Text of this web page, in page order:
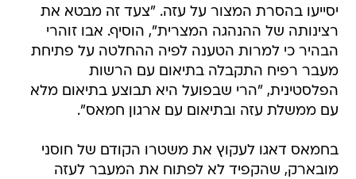
יסייעו בהסרת המצור על עזה. "צעד זה מבטא את
רצינותה של ההנהגה המצרית", הוסיף. אבו זוהרי
הבהיר כי למרות הטענה לפיה ההחלטה על פתיחת
מעבר רפיח התקבלה בתיאום עם הרשות
הפלסטינית, "הרי שבפועל היא תבוצע בתיאום מלא
עם ממשלת עזה ובתיאום עם ארגון חמאס".
בחמאס דאגו לעקוץ את משטרו הקודם של חוסני
מובארק, שהקפיד לא לפתוח את המעבר לעזה